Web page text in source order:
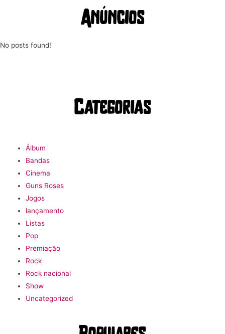
Anúncios
No posts found!
Categorias
Álbum
Bandas
Cinema
Guns Roses
Jogos
lançamento
Listas
Pop
Premiação
Rock
Rock nacional
Show
Uncategorized